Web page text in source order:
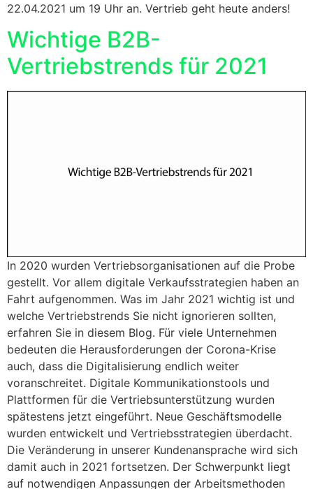
22.04.2021 um 19 Uhr an. Vertrieb geht heute anders!
Wichtige B2B-
Vertriebstrends für 2021
In 2020 wurden Vertriebsorganisationen auf die Probe
gestellt. Vor allem digitale Verkaufsstrategien haben an
Fahrt aufgenommen. Was im Jahr 2021 wichtig ist und
welche Vertriebstrends Sie nicht ignorieren sollten,
erfahren Sie in diesem Blog. Für viele Unternehmen
bedeuten die Herausforderungen der Corona-Krise
auch, dass die Digitalisierung endlich weiter
voranschreitet. Digitale Kommunikationstools und
Plattformen für die Vertriebsunterstützung wurden
spätestens jetzt eingeführt. Neue Geschäftsmodelle
wurden entwickelt und Vertriebsstrategien überdacht.
Die Veränderung in unserer Kundenansprache wird sich
damit auch in 2021 fortsetzen. Der Schwerpunkt liegt
auf notwendigen Anpassungen der Arbeitsmethoden